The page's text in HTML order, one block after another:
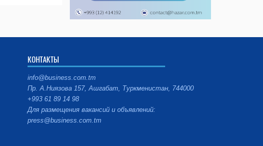
КОНТАКТЫ
info@business.com.tm
Пр. А.Ниязова 157, Ашгабат, Туркменистан, 744000
+993 61 89 14 98
Для размещения вакансий и объявлений:
press@business.com.tm